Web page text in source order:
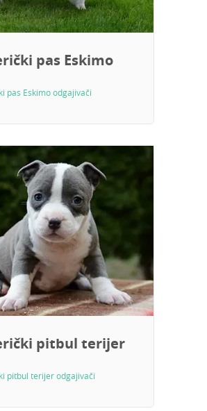
pas Eskimo
pas Eskimo odgajivači
pitbul terijer
pitbul terijer odgajivači